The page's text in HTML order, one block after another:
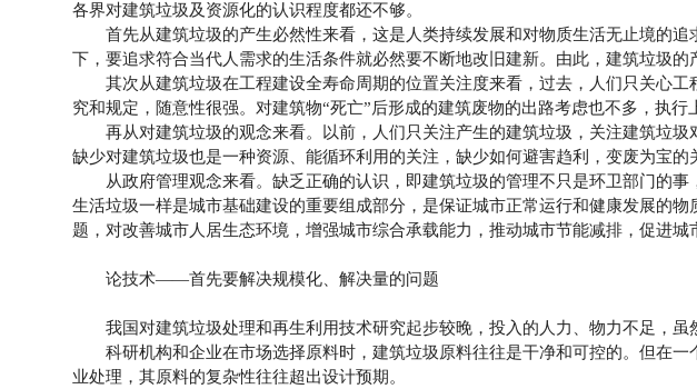
各界对建筑垃圾及资源化的认识程度都还不够。
首先从建筑垃圾的产生必然性来看，这是人类持续发展和对物质生活无止境的追
下，要追求符合当代人需求的生活条件就必然要不断地改旧建新。由此，建筑垃圾
其次从建筑垃圾在工程建设全寿命周期的位置关注度来看，过去，人们只关心工
究和规定，随意性很强。对建筑物“死亡”后形成的建筑废物的出路考虑也不多，执行
再从对建筑垃圾的观念来看。以前，人们只关注产生的建筑垃圾，关注建筑垃圾
缺少对建筑垃圾也是一种资源、能循环利用的关注，缺少如何避害趋利，变废为宝的
从政府管理观念来看。缺乏正确的认识，即建筑垃圾的管理不只是环卫部门的事
生活垃圾一样是城市基础建设的重要组成部分，是保证城市正常运行和健康发展的
题，对改善城市人居生态环境，增强城市综合承载能力，推动城市节能减排，促进
论技术——首先要解决规模化、解决量的问题
我国对建筑垃圾处理和再生利用技术研究起步较晚，投入的人力、物力不足，虽
科研机构和企业在市场选择原料时，建筑垃圾原料往往是干净和可控的。但在一
业处理，其原料的复杂性往往超出设计预期。